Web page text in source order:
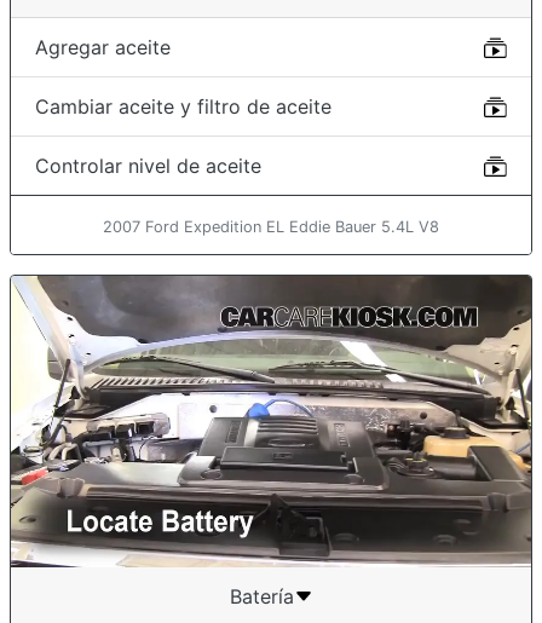
Agregar aceite
Cambiar aceite y filtro de aceite
Controlar nivel de aceite
2007 Ford Expedition EL Eddie Bauer 5.4L V8
Batería